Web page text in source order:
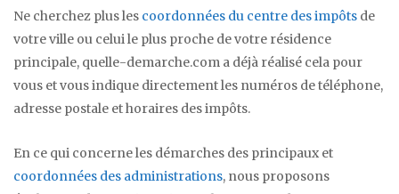
Ne cherchez plus les coordonnées du centre des impôts de
votre ville ou celui le plus proche de votre résidence
principale, quelle-demarche.com a déjà réalisé cela pour
vous et vous indique directement les numéros de téléphone,
adresse postale et horaires des impôts.
En ce qui concerne les démarches des principaux et
coordonnées des administrations, nous proposons